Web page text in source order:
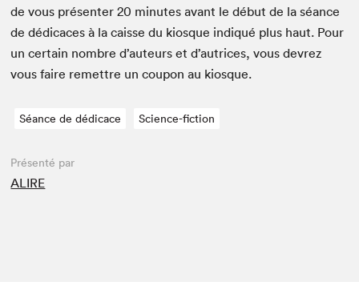
de vous présen­ter20 min­utes avant le début de la séance
de dédi­caces à la caisse du kiosque indiqué plus haut. Pour
un cer­tain nom­bre d’auteurs et d’autrices, vous devrez
vous faire remet­tre un coupon au kiosque.
Séance de dédicace Science-fiction
Présenté par
ALIRE